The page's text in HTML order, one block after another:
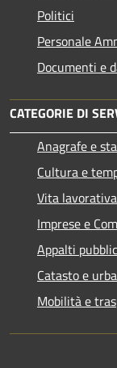
Politici
Personale
Documenti e
CATEGORIE DI
Anagrafe e
Cultura e
Vita lavorativa
Imprese e
Appalti
Catasto e
Mobilità e